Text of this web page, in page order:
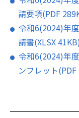
請要項(PDF
令和6(2024)年
請書(XLSX
令和6(2024)年
ンフレット